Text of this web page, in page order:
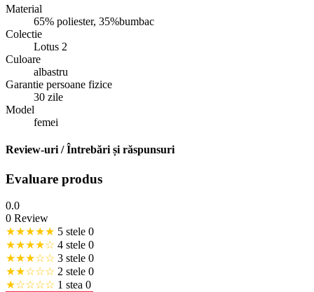
Material
65% poliester, 35%bumbac
Colectie
Lotus 2
Culoare
albastru
Garantie persoane fizice
30 zile
Model
femei
Review-uri / Întrebări și răspunsuri
Evaluare produs
0.0
0 Review
★★★★★ 5 stele 0
★★★★☆ 4 stele 0
★★★☆☆ 3 stele 0
★★☆☆☆ 2 stele 0
★☆☆☆☆ 1 stea 0